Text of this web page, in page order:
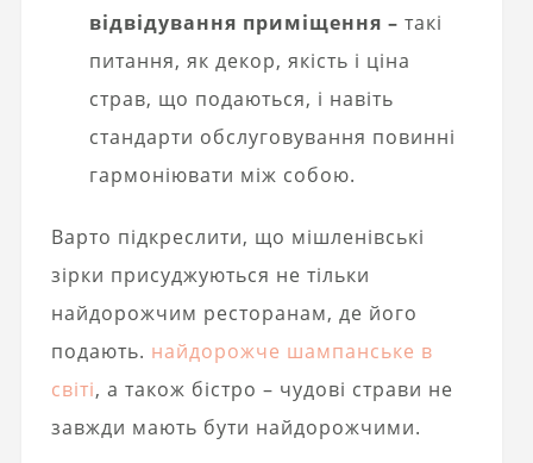
відвідування приміщення – такі
питання, як декор, якість і ціна
страв, що подаються, і навіть
стандарти обслуговування повинні
гармоніювати між собою.
Варто підкреслити, що мішленівські
зірки присуджуються не тільки
найдорожчим ресторанам, де його
подають. найдорожче шампанське в
світі, а також бістро – чудові страви не
завжди мають бути найдорожчими.